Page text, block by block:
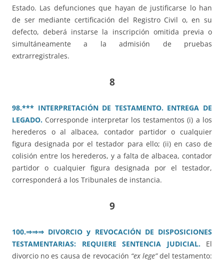
Estado. Las defunciones que hayan de justificarse lo han
de ser mediante certificación del Registro Civil o, en su
defecto, deberá instarse la inscripción omitida previa o
simultáneamente a la admisión de pruebas
extrarregistrales.
8
98.*** INTERPRETACIÓN DE TESTAMENTO. ENTREGA DE
LEGADO. Corresponde interpretar los testamentos (i) a los
herederos o al albacea, contador partidor o cualquier
figura designada por el testador para ello; (ii) en caso de
colisión entre los herederos, y a falta de albacea, contador
partidor o cualquier figura designada por el testador,
corresponderá a los Tribunales de instancia.
9
100.⇒⇒⇒ DIVORCIO y REVOCACIÓN DE DISPOSICIONES
TESTAMENTARIAS: REQUIERE SENTENCIA JUDICIAL.El
divorcio no es causa de revocación “ex lege”del testamento: